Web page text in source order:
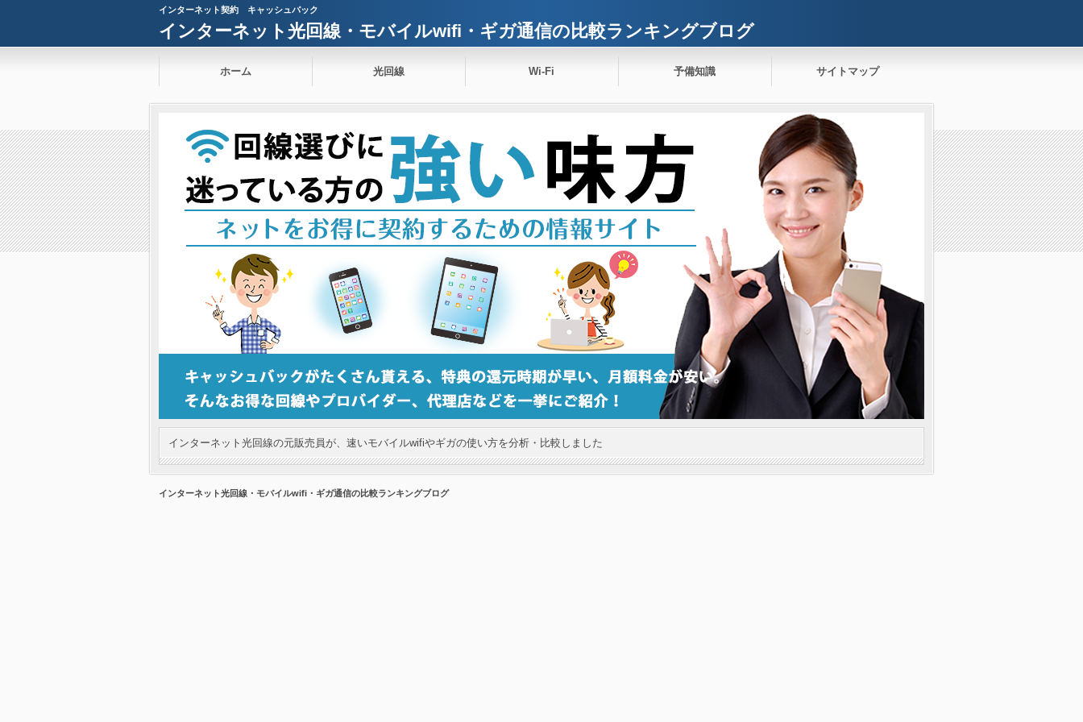
インターネット契約 キャッシュバック
インターネット光回線・モバイルwifi・ギガ通信の比較ランキングブログ
ホーム 光回線 Wi-Fi 予備知識 サイトマップ
インターネット光回線の元販売員が、速いモバイルwifiやギガの使い方を分析・比較しました
インターネット光回線・モバイルwifi・ギガ通信の比較ランキングブログ